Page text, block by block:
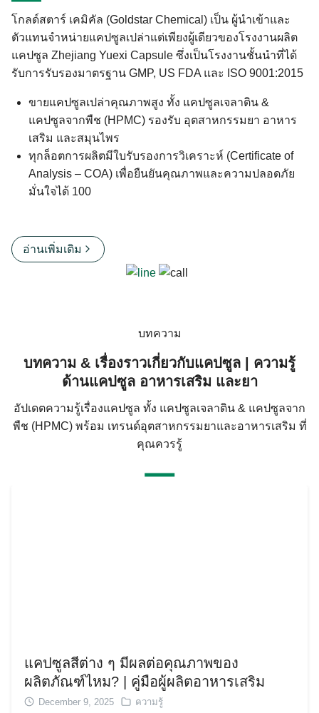
โกลด์สตาร์ เคมิคัล (Goldstar Chemical) เป็น ผู้นำเข้าและ
ตัวแทนจำหน่ายแคปซูลเปล่าแต่เพียงผู้เดียวของโรงงานผลิต
แคปซูล Zhejiang Yuexi Capsule ซึ่งเป็นโรงงานชั้นนำที่ได้
รับการรับรองมาตรฐาน GMP, US FDA และ ISO 9001:2015
ขายแคปซูลเปล่าคุณภาพสูง ทั้ง แคปซูลเจลาติน &
แคปซูลจากพืช (HPMC) รองรับ อุตสาหกรรมยา อาหาร
เสริม และสมุนไพร
ทุกล็อตการผลิตมีใบรับรองการวิเคราะห์ (Certificate of
Analysis – COA) เพื่อยืนยันคุณภาพและความปลอดภัย
มั่นใจได้ 100
อ่านเพิ่มเติม
บทความ
บทความ & เรื่องราวเกี่ยวกับแคปซูล | ความรู้
ด้านแคปซูล อาหารเสริม และยา
อัปเดตความรู้เรื่องแคปซูล ทั้ง แคปซูลเจลาติน & แคปซูลจาก
พืช (HPMC) พร้อม เทรนด์อุตสาหกรรมยาและอาหารเสริม ที่
คุณควรรู้
แคปซูลสีต่าง ๆ มีผลต่อคุณภาพของ
ผลิตภัณฑ์ไหม? | คู่มือผู้ผลิตอาหารเสริม
December 9, 2025 ความรู้